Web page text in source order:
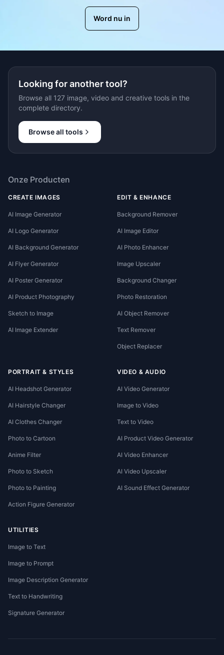
Word nu in
Looking for another tool?
Browse all 127 image, video and creative tools in the
complete directory.
Browse all tools
Onze Producten
CREATE IMAGES
AI Image Generator
AI Logo Generator
AI Background Generator
AI Flyer Generator
AI Poster Generator
AI Product Photography
Sketch to Image
AI Image Extender
EDIT & ENHANCE
Background Remover
AI Image Editor
AI Photo Enhancer
Image Upscaler
Background Changer
Photo Restoration
AI Object Remover
Text Remover
Object Replacer
PORTRAIT & STYLES
AI Headshot Generator
AI Hairstyle Changer
AI Clothes Changer
Photo to Cartoon
Anime Filter
Photo to Sketch
Photo to Painting
Action Figure Generator
VIDEO & AUDIO
AI Video Generator
Image to Video
Text to Video
AI Product Video Generator
AI Video Enhancer
AI Video Upscaler
AI Sound Effect Generator
UTILITIES
Image to Text
Image to Prompt
Image Description Generator
Text to Handwriting
Signature Generator